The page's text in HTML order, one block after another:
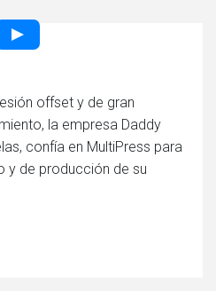
offset y de gran
la empresa Daddy
confía en MultiPress para
y de producción de su